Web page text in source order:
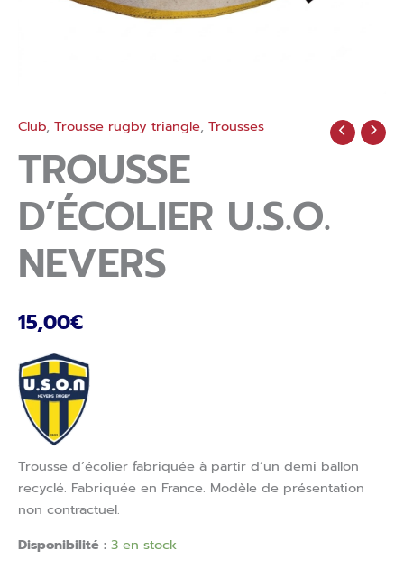
Club, Trousse rugby triangle, Trousses
TROUSSE
D’ÉCOLIER U.S.O.
NEVERS
15,00€
Trousse d’écolier fabriquée à partir d’un demi ballon
recyclé. Fabriquée en France. Modèle de présentation
non contractuel.
Disponibilité : 3 en stock
quantité
Trousse
d’écolier
U.S.O.
NEVERS